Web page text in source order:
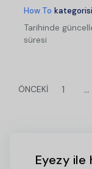
How To
Tarihinde
süresi
ÖNCEKİ 1 …
Eyezy